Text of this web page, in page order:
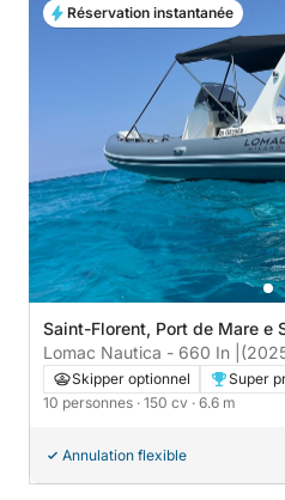
Saint-Florent, Port de Mare e
Lomac Nautica - 660 In |
Skipper optionnel Super
10 personnes · 150 cv · 6.6 m
Annulation flexible
Réservation instantanée